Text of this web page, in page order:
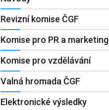
Revizní komise ČGF
Komise pro PR a marketing
Komise pro vzdělávání
Valná hromada ČGF
Elektronické výsledky